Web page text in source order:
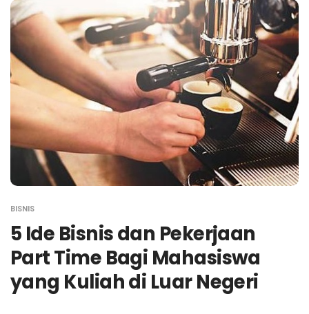
BISNIS
5 Ide Bisnis dan Pekerjaan
Part Time Bagi Mahasiswa
yang Kuliah di Luar Negeri